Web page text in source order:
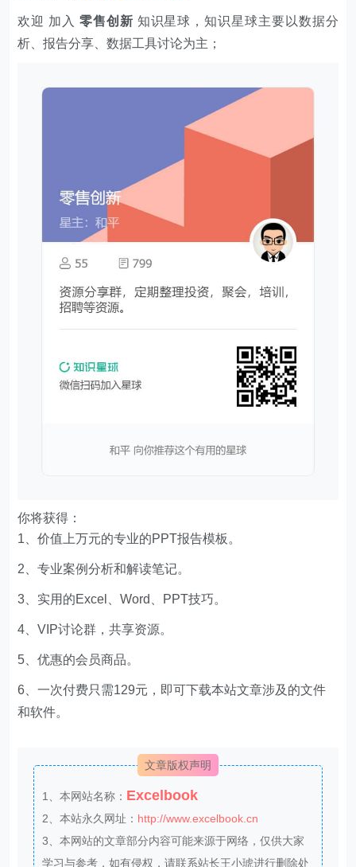
2、专业案例分析和解读笔记。
3、实用的Excel、Word、PPT技巧。
4、VIP讨论群，共享资源。
5、优惠的会员商品。
6、一次付费只需129元，即可下载本站文章涉及的文件
和软件。
2、本站永久网址： http://www.excelbook.cn
3、本网站的文章部分内容可能来源于网络，仅供大家
学习与参考，如有侵权，请联系站长王小琥进行删除处
理。
4、本站一切资源不代表本站立场，并不代表本站赞同